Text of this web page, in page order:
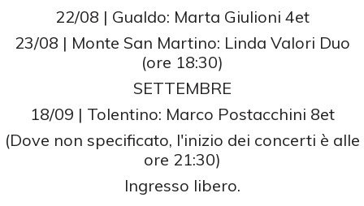
22/08 | Gualdo: Marta Giulioni 4et
23/08 | Monte San Martino: Linda Valori Duo
(ore 18:30)
SETTEMBRE
18/09 | Tolentino: Marco Postacchini 8et
(Dove non specificato, l'inizio dei concerti è alle
ore 21:30)
Ingresso libero.